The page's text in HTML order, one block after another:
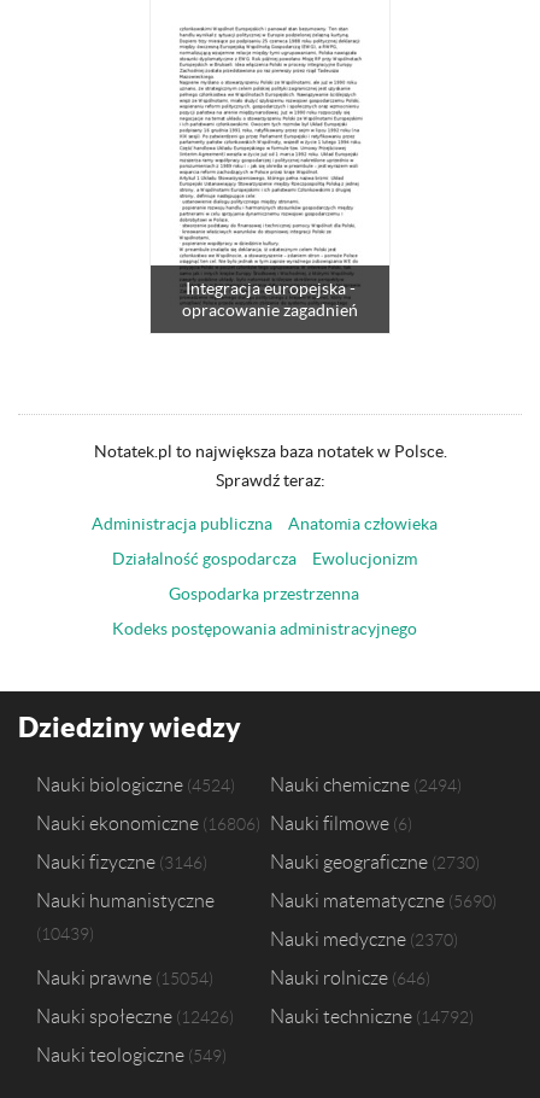
Integracja europejska -
opracowanie zagadnień
Notatek.pl to największa baza notatek w Polsce.
Sprawdź teraz:
Administracja publiczna
Anatomia człowieka
Działalność gospodarcza
Ewolucjonizm
Gospodarka przestrzenna
Kodeks postępowania administracyjnego
Dziedziny wiedzy
Nauki biologiczne 4524 Nauki chemiczne 2494
Nauki ekonomiczne 16806 Nauki filmowe 6
Nauki fizyczne 3146 Nauki geograficzne 2730
Nauki humanistyczne
10439
Nauki matematyczne 5690
Nauki medyczne 2370
Nauki prawne 15054 Nauki rolnicze 646
Nauki społeczne 12426 Nauki techniczne 14792
Nauki teologiczne 549